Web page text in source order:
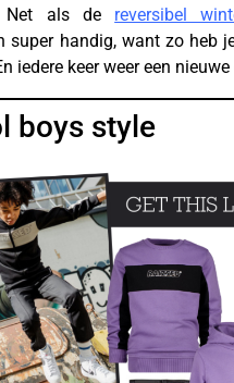
Net als de reversibel
super handig, want zo heb
iedere keer weer een
boys style